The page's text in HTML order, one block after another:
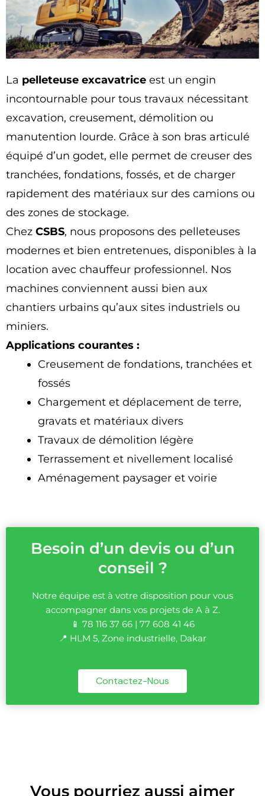
La pelleteuse excavatrice est un engin
incontournable pour tous travaux nécessitant
excavation, creusement, démolition ou
manutention lourde. Grâce à son bras articulé
équipé d’un godet, elle permet de creuser des
tranchées, fondations, fossés, et de charger
rapidement des matériaux sur des camions ou
des zones de stockage.
Chez CSBS, nous proposons des pelleteuses
modernes et bien entretenues, disponibles à la
location avec chauffeur professionnel. Nos
machines conviennent aussi bien aux
chantiers urbains qu’aux sites industriels ou
miniers.
Applications courantes :
Creusement de fondations, tranchées et
fossés
Chargement et déplacement de terre,
gravats et matériaux divers
Travaux de démolition légère
Terrassement et nivellement localisé
Aménagement paysager et voirie
Besoin d’un devis ou d’un
conseil ?
Notre équipe est à votre disposition pour vous
accompagner dans vos projets de A à Z.
📱 78 116 37 66 | 77 608 41 46
📍 HLM 5, Zone industrielle, Dakar
Contactez-Nous
Vous pourriez aussi aimer